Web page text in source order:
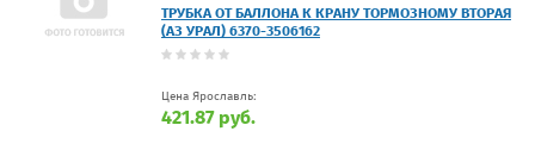
ТРУБКА ОТ БАЛЛОНА К КРАНУ ТОРМОЗНОМУ ВТОРАЯ
(АЗ УРАЛ) 6370-3506162
Цена Ярославль:
421.87 руб.